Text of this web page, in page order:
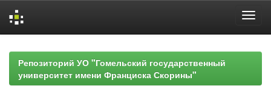
navigationРепозиторий УО "Гомельский государственный
университет имени Франциска Скорины"